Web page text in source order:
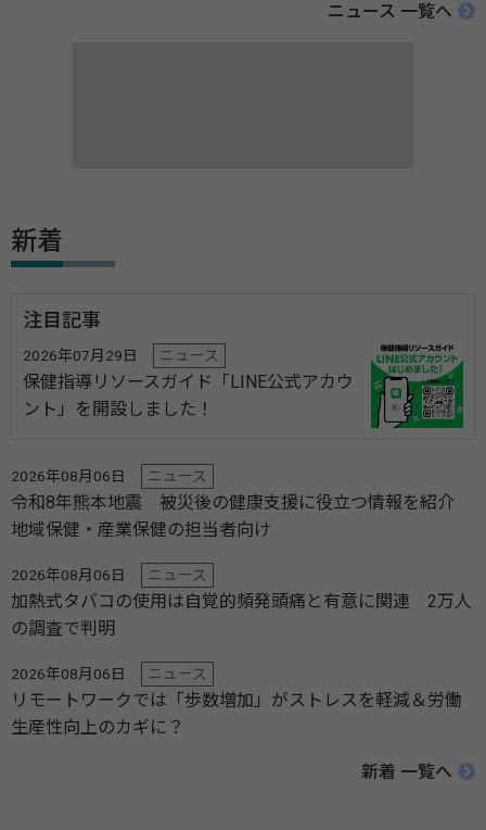
ニュース 一覧へ
新着
注目記事
2026年07月29日 ニュース
保健指導リソースガイド「LINE公式アカウ
ント」を開設しました！
2026年08月06日 ニュース
令和8年熊本地震 被災後の健康支援に役立つ情報を紹介
地域保健・産業保健の担当者向け
2026年08月06日 ニュース
加熱式タバコの使用は自覚的頻発頭痛と有意に関連 2万人
の調査で判明
2026年08月06日 ニュース
リモートワークでは「歩数増加」がストレスを軽減＆労働
生産性向上のカギに？
新着 一覧へ